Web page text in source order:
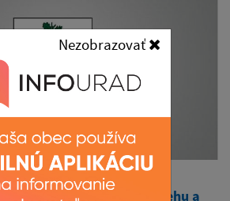
Nezobrazovať
volebnej komisie o priebehu a